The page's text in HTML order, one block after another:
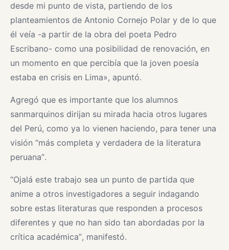
desde mi punto de vista, partiendo de los
planteamientos de Antonio Cornejo Polar y de lo que
él veía -a partir de la obra del poeta Pedro
Escribano- como una posibilidad de renovación, en
un momento en que percibía que la joven poesía
estaba en crisis en Lima», apuntó.
Agregó que es importante que los alumnos
sanmarquinos dirijan su mirada hacia otros lugares
del Perú, como ya lo vienen haciendo, para tener una
visión “más completa y verdadera de la literatura
peruana”.
“Ojalá este trabajo sea un punto de partida que
anime a otros investigadores a seguir indagando
sobre estas literaturas que responden a procesos
diferentes y que no han sido tan abordadas por la
crítica académica”, manifestó.